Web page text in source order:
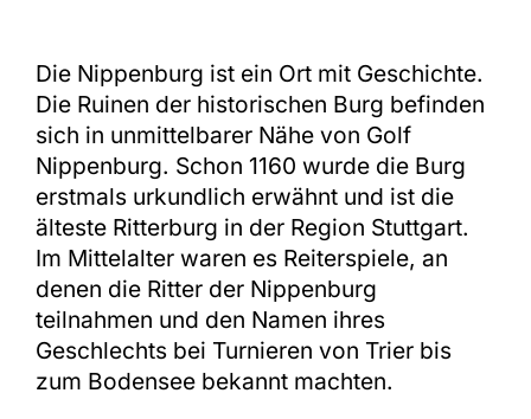
Die Nippenburg ist ein Ort mit Geschichte.
Die Ruinen der historischen Burg befinden
sich in unmittelbarer Nähe von Golf
Nippenburg. Schon 1160 wurde die Burg
erstmals urkundlich erwähnt und ist die
älteste Ritterburg in der Region Stuttgart.
Im Mittelalter waren es Reiterspiele, an
denen die Ritter der Nippenburg
teilnahmen und den Namen ihres
Geschlechts bei Turnieren von Trier bis
zum Bodensee bekannt machten.